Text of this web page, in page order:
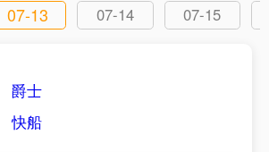
07-13 07-14
07-15
爵士
快船